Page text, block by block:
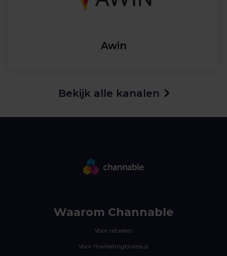
Awin
Bekijk alle kanalen
Waarom Channable
Voor retailers
Voor marketingbureaus